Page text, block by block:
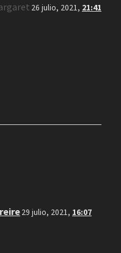
26 julio, 2021, 21:41
29 julio, 2021, 16:07